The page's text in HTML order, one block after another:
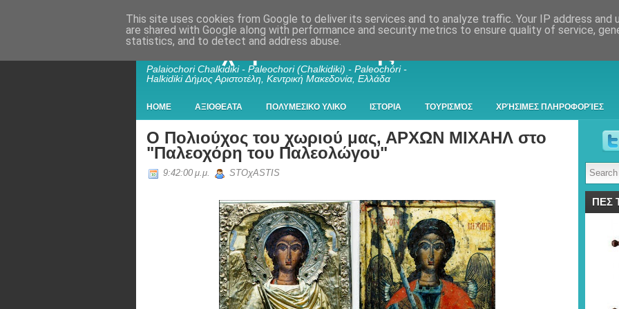
Παλαιοχώρι Χαλκιδικής
Palaiochori Chalkidiki - Paleochori (Chalkidiki) - Paleochóri -
Halkidiki Δήμος Αριστοτέλη, Κεντρική Μακεδονία, Ελλάδα
HOME ΑΞΙΟΘΕΑΤΑ ΠΟΛΥΜΕΣΙΚΟ ΥΛΙΚΟ ΙΣΤΟΡΙΑ ΤΟΥΡΙΣΜΌΣ ΧΡΉΣΙΜΕΣ ΠΛΗΡΟΦΟΡΊΕΣ
Ο Πολιούχος του χωριού μας, ΑΡΧΩΝ ΜΙΧΑΗΛ στο
"Παλεοχόρη του Παλεολώγου"
9:42:00 μ.μ. STOχASTIS
ΠΕΣ
This site uses cookies from Google to deliver its services and to analyze traffic. Your IP address and
are shared with Google along with performance and security metrics to ensure quality of service,
statistics, and to detect and address abuse.